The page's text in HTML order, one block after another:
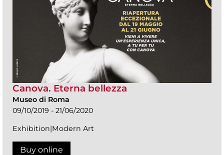
Canova. Eterna bellezza
Museo di Roma
09/10/2019 - 21/06/2020
Exhibition|Modern Art
Buy online